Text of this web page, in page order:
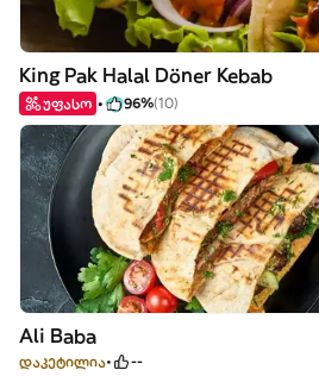
King Pak Halal Döner Kebab
უფასო 96%(10)
Ali Baba
დაკეტილია --